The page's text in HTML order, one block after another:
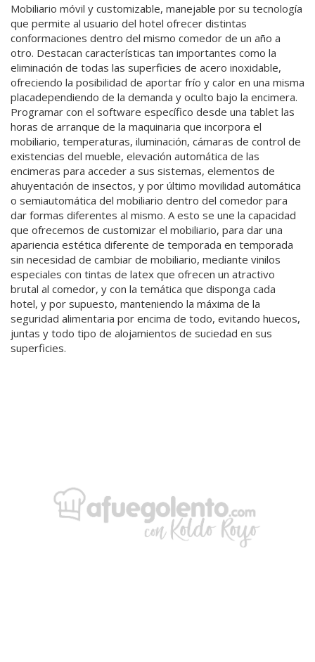
Mobiliario móvil y customizable, manejable por su tecnología
que permite al usuario del hotel ofrecer distintas
conformaciones dentro del mismo comedor de un año a
otro. Destacan características tan importantes como la
eliminación de todas las superficies de acero inoxidable,
ofreciendo la posibilidad de aportar frío y calor en una misma
placadependiendo de la demanda y oculto bajo la encimera.
Programar con el software específico desde una tablet las
horas de arranque de la maquinaria que incorpora el
mobiliario, temperaturas, iluminación, cámaras de control de
existencias del mueble, elevación automática de las
encimeras para acceder a sus sistemas, elementos de
ahuyentación de insectos, y por último movilidad automática
o semiautomática del mobiliario dentro del comedor para
dar formas diferentes al mismo. A esto se une la capacidad
que ofrecemos de customizar el mobiliario, para dar una
apariencia estética diferente de temporada en temporada
sin necesidad de cambiar de mobiliario, mediante vinilos
especiales con tintas de latex que ofrecen un atractivo
brutal al comedor, y con la temática que disponga cada
hotel, y por supuesto, manteniendo la máxima de la
seguridad alimentaria por encima de todo, evitando huecos,
juntas y todo tipo de alojamientos de suciedad en sus
superficies.